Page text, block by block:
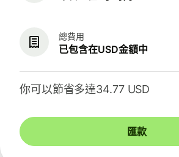
總費用
已包含在USD金額中
你可以節省多達34.77 USD
匯款